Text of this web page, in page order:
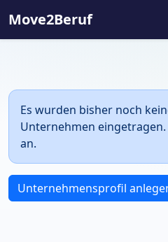
Move2Beruf
Es wurden bisher noch
Unternehmen
an.
Unternehmensprofil